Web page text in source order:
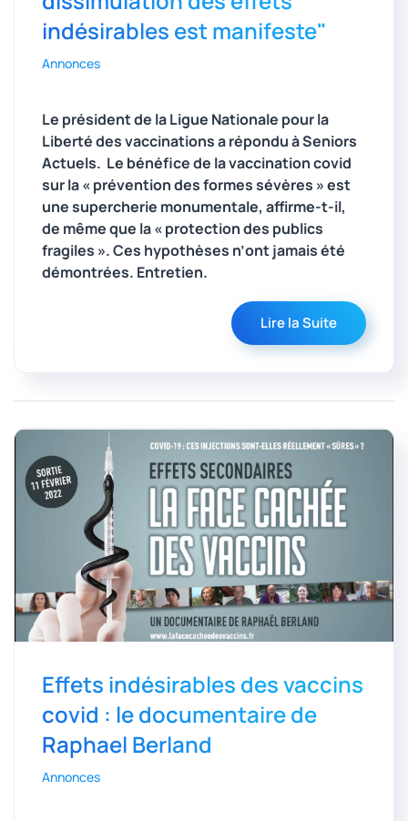
indésirables est manifeste"
Annonces
Le président de la Ligue Nationale pour la
Liberté des vaccinations a répondu à Seniors
Actuels. Le bénéfice de la vaccination covid
sur la « prévention des formes sévères » est
une supercherie monumentale, affirme-t-il,
de mêmeque la « protection des publics
fragiles ». Ces hypothèses n’ont jamais été
démontrées. Entretien.
Lire la Suite
Effets indésirables des vaccins
covid : le documentaire de
Raphael Berland
Annonces